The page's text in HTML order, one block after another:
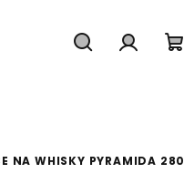
NA WHISKY PYRAMIDA 280